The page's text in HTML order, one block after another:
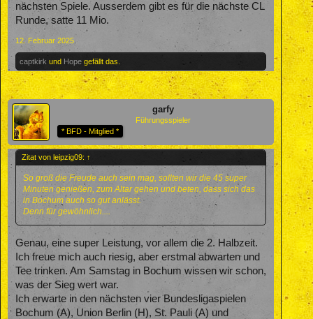
nächsten Spiele. Ausserdem gibt es für die nächste CL
Runde, satte 11 Mio.
12. Februar 2025
captkirk und Hope gefällt das.
garfy
Führungsspieler
* BFD - Mitglied *
Zitat von leipzig09: ↑
So groß die Freude auch sein mag, sollten wir die 45 super
Minuten genießen, zum Altar gehen und beten, dass sich das
in Bochum auch so gut anlässt.
Denn für gewöhnlich....
Genau, eine super Leistung, vor allem die 2. Halbzeit.
Ich freue mich auch riesig, aber erstmal abwarten und
Tee trinken. Am Samstag in Bochum wissen wir schon,
was der Sieg wert war.
Ich erwarte in den nächsten vier Bundesligaspielen
Bochum (A), Union Berlin (H), St. Pauli (A) und